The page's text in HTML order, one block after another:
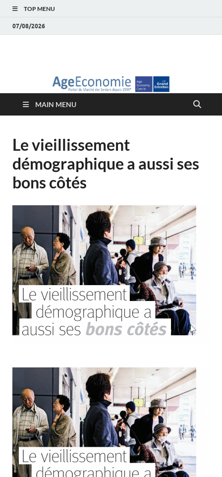
TOP MENU
07/08/2026
économie – Marché
des Seniors
MAIN MENU
Le vieillissement
démographique a aussi ses
bons côtés